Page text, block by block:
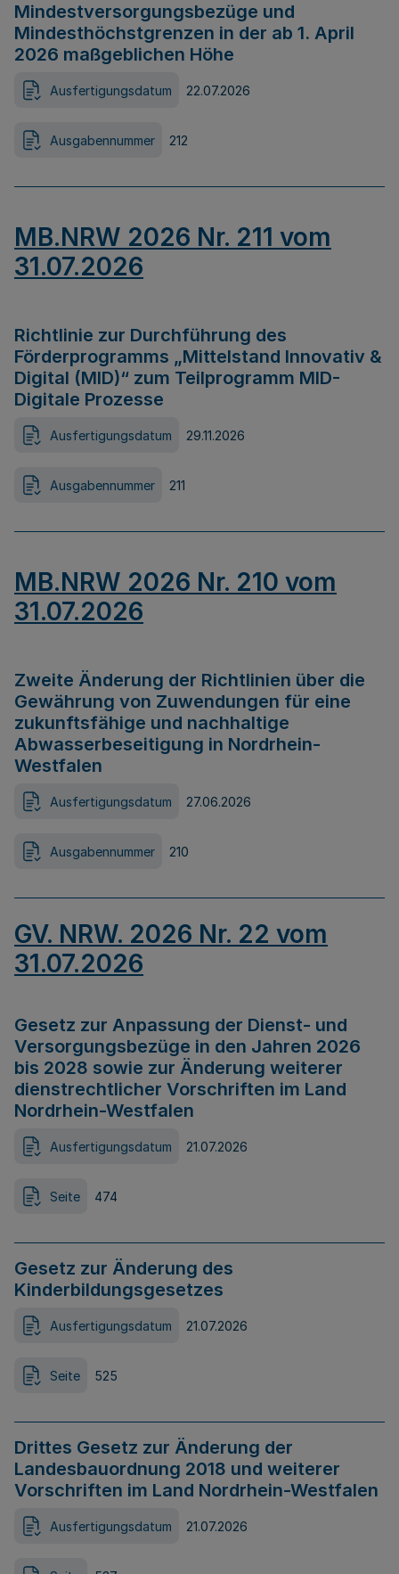
Mindestversorgungsbezüge und
Mindesthöchstgrenzen in der ab 1. April
2026 maßgeblichen Höhe
Ausfertigungsdatum 22.07.2026
Ausgabennummer 212
MB.NRW 2026 Nr. 211 vom
31.07.2026
Richtlinie zur Durchführung des
Förderprogramms „Mittelstand Innovativ &
Digital (MID)“ zum Teilprogramm MID-
Digitale Prozesse
Ausfertigungsdatum 29.11.2026
Ausgabennummer 211
MB.NRW 2026 Nr. 210 vom
31.07.2026
Zweite Änderung der Richtlinien über die
Gewährung von Zuwendungen für eine
zukunftsfähige und nachhaltige
Abwasserbeseitigung in Nordrhein-
Westfalen
Ausfertigungsdatum 27.06.2026
Ausgabennummer 210
GV. NRW. 2026 Nr. 22 vom
31.07.2026
Gesetz zur Anpassung der Dienst- und
Versorgungsbezüge in den Jahren 2026
bis 2028 sowie zur Änderung weiterer
dienstrechtlicher Vorschriften im Land
Nordrhein-Westfalen
Ausfertigungsdatum 21.07.2026
Seite 474
Gesetz zur Änderung des
Kinderbildungsgesetzes
Ausfertigungsdatum 21.07.2026
Seite 525
Drittes Gesetz zur Änderung der
Landesbauordnung 2018 und weiterer
Vorschriften im Land Nordrhein-Westfalen
Ausfertigungsdatum 21.07.2026